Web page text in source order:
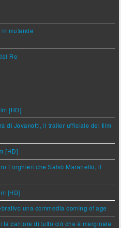
mutande
Re
[HD]
di Jovanotti, il trailer ufficiale del film
[HD]
Forghieri che Salvò Maranello, il
[HD]
una commedia coming of age
fa cantore di tutto ciò che è marginale